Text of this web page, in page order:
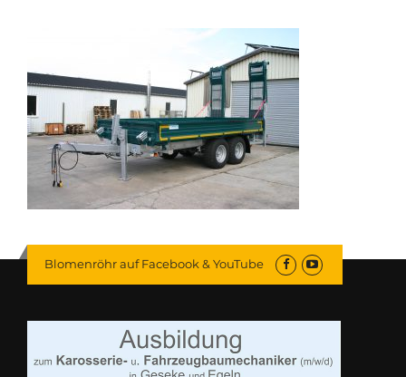
Blomenröhr auf Facebook & YouTube